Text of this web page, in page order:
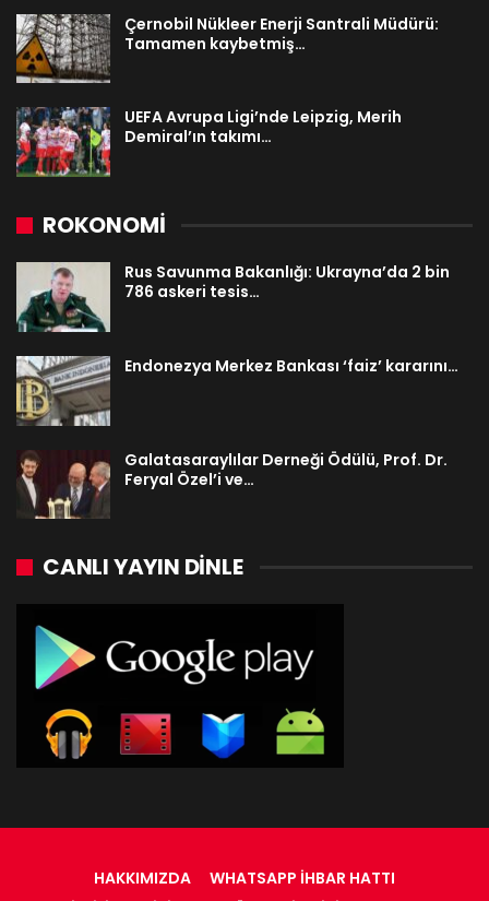
Çernobil Nükleer Enerji Santrali Müdürü:
Tamamen kaybetmiş…
UEFA Avrupa Ligi’nde Leipzig, Merih
Demiral’ın takımı…
ROKONOMİ
Rus Savunma Bakanlığı: Ukrayna’da 2 bin
786 askeri tesis…
Endonezya Merkez Bankası ‘faiz’ kararını…
Galatasaraylılar Derneği Ödülü, Prof. Dr.
Feryal Özel’i ve…
CANLI YAYIN DINLE
HAKKIMIZDA
WHATSAPP İHBAR HATTI